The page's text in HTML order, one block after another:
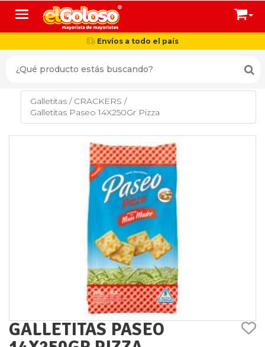
Toggle navigation
Envíos a todo el país
Galletitas / CRACKERS /
Galletitas Paseo 14X250Gr Pizza
GALLETITAS PASEO